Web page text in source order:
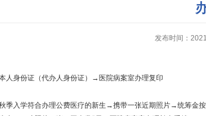
发布时间：
人身份证（代办人身份证）→医院病案室办理复印
季入学符合办理公费医疗的新生→携带一张近期照片→统筹金